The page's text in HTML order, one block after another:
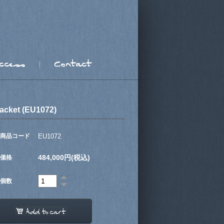
(EU1072)
商品コード EU1072
価格 484,000円(税込)
個数